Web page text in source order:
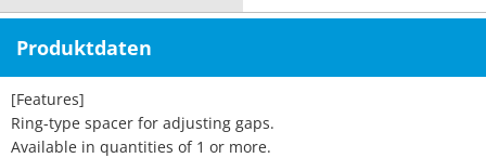
Produktdaten
[Features]
Ring-type spacer for adjusting gaps.
Available in quantities of 1 or more.